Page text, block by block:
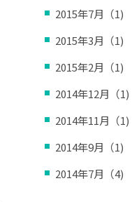
2015年7月（1)
2015年3月（1)
2015年2月（1)
2014年12月（1)
2014年11月（1)
2014年9月（1)
2014年7月（4)